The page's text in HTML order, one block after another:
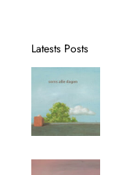
Latests Posts